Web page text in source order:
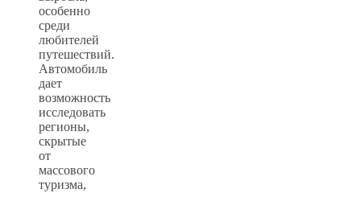
особенно
среди
любителей
путешествий.
Автомобиль
дает
возможность
исследовать
регионы,
скрытые
от
массового
туризма,